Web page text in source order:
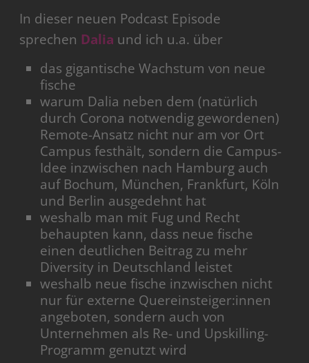
In dieser neuen Podcast Episode
sprechen Dalia und ich u.a. über
das gigantische Wachstum von neue
fische
warum Dalia neben dem (natürlich
durch Corona notwendig gewordenen)
Remote-Ansatz nicht nur am vor Ort
Campus festhält, sondern die Campus-
Idee inzwischen nach Hamburg auch
auf Bochum, München, Frankfurt, Köln
und Berlin ausgedehnt hat
weshalb man mit Fug und Recht
behaupten kann, dass neue fische
einen deutlichen Beitrag zu mehr
Diversity in Deutschland leistet
weshalb neue fische inzwischen nicht
nur für externe Quereinsteiger:innen
angeboten, sondern auch von
Unternehmen als Re- und Upskilling-
Programm genutzt wird